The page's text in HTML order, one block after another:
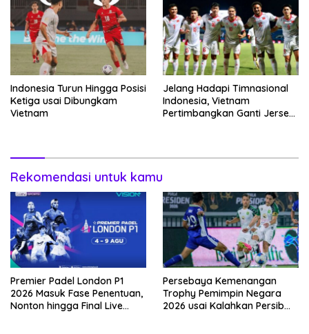
Indonesia Turun Hingga Posisi
Ketiga usai Dibungkam
Vietnam
Jelang Hadapi Timnasional
Indonesia, Vietnam
Pertimbangkan Ganti Jersey
Rekomendasi untuk kamu
Premier Padel London P1
2026 Masuk Fase Penentuan,
Nonton hingga Final Live
Persebaya Kemenangan
Trophy Pemimpin Negara
2026 usai Kalahkan Persib